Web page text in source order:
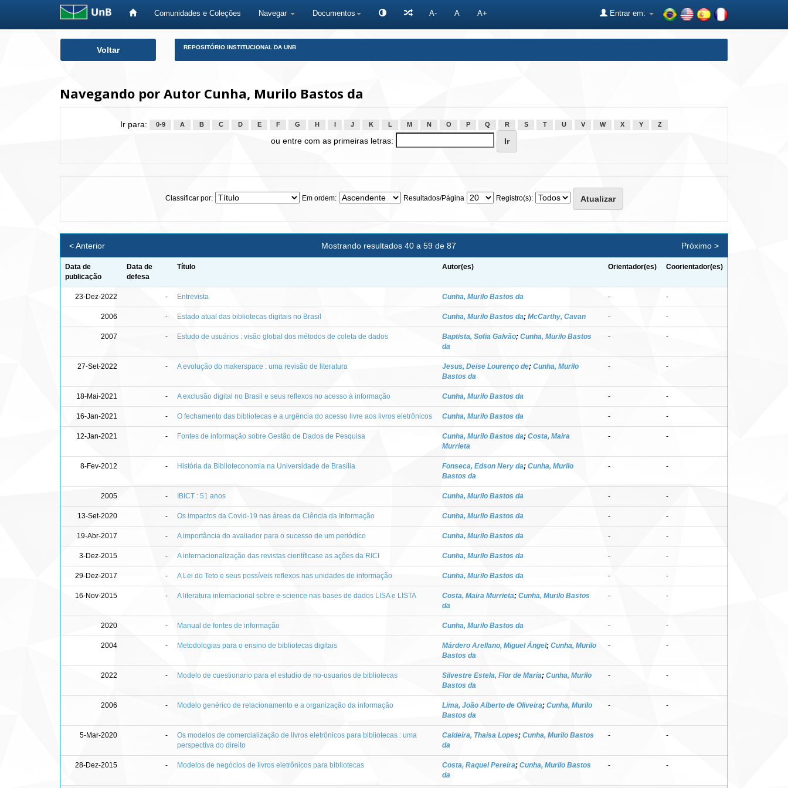
Comunidades e Coleções Navegar Documentos A- A A+ Entrar em:
Voltar REPOSITÓRIO INSTITUCIONAL DA UNB
Navegando por Autor Cunha, Murilo Bastos da
Ir para: 0-9 A B C D E F G H J K L M N O P Q R S T U V W X Y Z
ou entre com as primeiras letras:
Classificar por: Em ordem: Resultados/Página Registro(s):
Mostrando resultados 40 a 59 de 87
< Anterior Próximo >
Data de
publicação
Data de
defesa
Título Autor(es) Orientador(es) Coorientador(es)
23-Dez-2022 - Entrevista Cunha, Murilo Bastos da - -
2006 - Estado atual das bibliotecas digitais no Brasil Cunha, Murilo Bastos da; McCarthy, Cavan - -
2007 - Estudo de usuários : visão global dos métodos de coleta de dados Baptista, Sofia Galvão; Cunha, Murilo Bastos
da
- -
27-Set-2022 - A evolução do makerspace : uma revisão de literatura Jesus, Deise Lourenço de; Cunha, Murilo
Bastos da
- -
18-Mai-2021 - A exclusão digital no Brasil e seus reflexos no acesso à informação Cunha, Murilo Bastos da - -
16-Jan-2021 - O fechamento das bibliotecas e a urgência do acesso livre aos livros eletrônicos Cunha, Murilo Bastos da - -
12-Jan-2021 - Fontes de informação sobre Gestão de Dados de Pesquisa Cunha, Murilo Bastos da; Costa, Maira
Murrieta
- -
8-Fev-2012 - História da Biblioteconomia na Universidade de Brasília Fonseca, Edson Nery da; Cunha, Murilo
Bastos da
- -
2005 - IBICT : 51 anos Cunha, Murilo Bastos da - -
13-Set-2020 - Os impactos da Covid-19 nas áreas da Ciência da Informação Cunha, Murilo Bastos da - -
19-Abr-2017 - A importância do avaliador para o sucesso de um periódico Cunha, Murilo Bastos da - -
3-Dez-2015 - A internacionalização das revistas científicase as ações da RICI Cunha, Murilo Bastos da - -
29-Dez-2017 - A Lei do Teto e seus possíveis reflexos nas unidades de informação Cunha, Murilo Bastos da - -
16-Nov-2015 - A literatura internacional sobre e-science nas bases de dados LISA e LISTA Costa, Maira Murrieta; Cunha, Murilo Bastos
da
- -
2020 - Manual de fontes de informação Cunha, Murilo Bastos da - -
2004 - Metodologias para o ensino de bibliotecas digitais Márdero Arellano, Miguel Ángel; Cunha, Murilo
Bastos da
- -
2022 - Modelo de cuestionario para el estudio de no-usuarios de bibliotecas Silvestre Estela, Flor de María; Cunha, Murilo
Bastos da
- -
2006 - Modelo genérico de relacionamento e a organização da informação Lima, João Alberto de Oliveira; Cunha, Murilo
Bastos da
- -
5-Mar-2020 -
Os modelos de comercialização de livros eletrônicos para bibliotecas : uma
perspectiva do direito
Caldeira, Thaísa Lopes; Cunha, Murilo Bastos
da
- -
28-Dez-2015 - Modelos de negócios de livros eletrônicos para bibliotecas Costa, Raquel Pereira; Cunha, Murilo Bastos
da
- -